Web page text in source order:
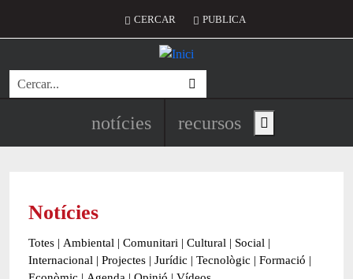
Menú del compte d'usuari
CERCAR PUBLICA
Cerca
Navegació principal de
notícies recursos Show main menu
Notícies
Totes | Ambiental | Comunitari | Cultural | Social |
Internacional | Projectes | Jurídic | Tecnològic | Formació |